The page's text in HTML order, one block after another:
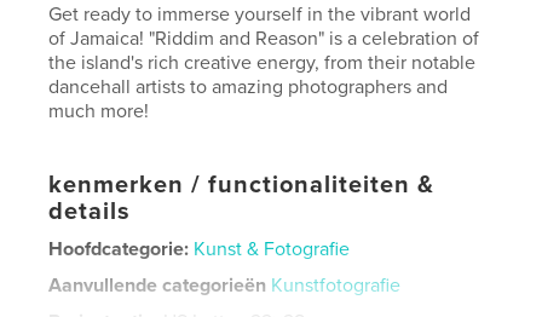
Get ready to immerse yourself in the vibrant world
of Jamaica! "Riddim and Reason" is a celebration of
the island's rich creative energy, from their notable
dancehall artists to amazing photographers and
much more!
kenmerken / functionaliteiten &
details
Hoofdcategorie: Kunst & Fotografie
Aanvullende categorieën Kunstfotografie